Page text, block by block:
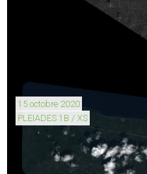
15 octobre 2020
PLEIADES 1B / XS